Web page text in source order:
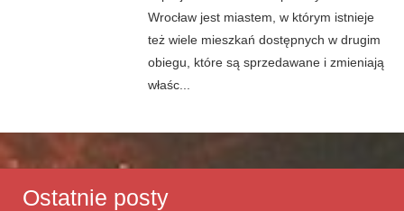
Wrocław jest miastem, w którym istnieje
też wiele mieszkań dostępnych w drugim
obiegu, które są sprzedawane i zmieniają
właśc...
Ostatnie posty